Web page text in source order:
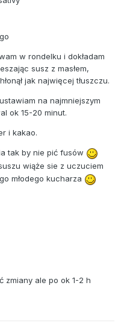
w rondelku i dokładam
susz z masłem,
jak najwięcej tłuszczu.
na najmniejszym
ok 15-20 minut.
i kakao.
tak by nie pić fusów
wiąże sie z uczuciem
młodego kucharza
zmiany ale po ok 1-2 h